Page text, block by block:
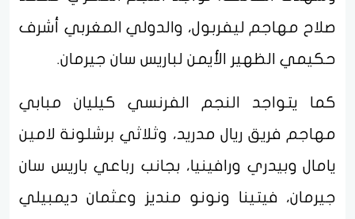
صلاح مهاجم ليفربول، والدولي المغربي أشرف
حكيمي الظهير الأيمن لباريس سان جيرمان.
كما يتواجد النجم الفرنسي كيليان مبابي
مهاجم فريق ريال مدريد، وثلاثي برشلونة لامين
يامال وبيدري ورافينيا، بجانب رباعي باريس سان
جيرمان، فيتينا ونونو منديز وعثمان ديمبيلي